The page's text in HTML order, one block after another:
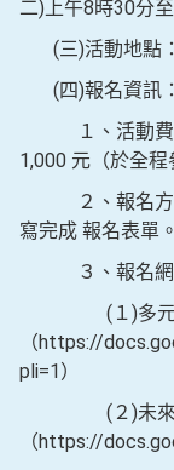
二)上午8時30分
(三)活動地點：
(四)報名資訊：
１、活動費用
1,000 元（於全程
２、報名方式
寫完成 報名表單。
３、報名網址
(１)多元
（https://
pli=1）
(２)未來
（https://